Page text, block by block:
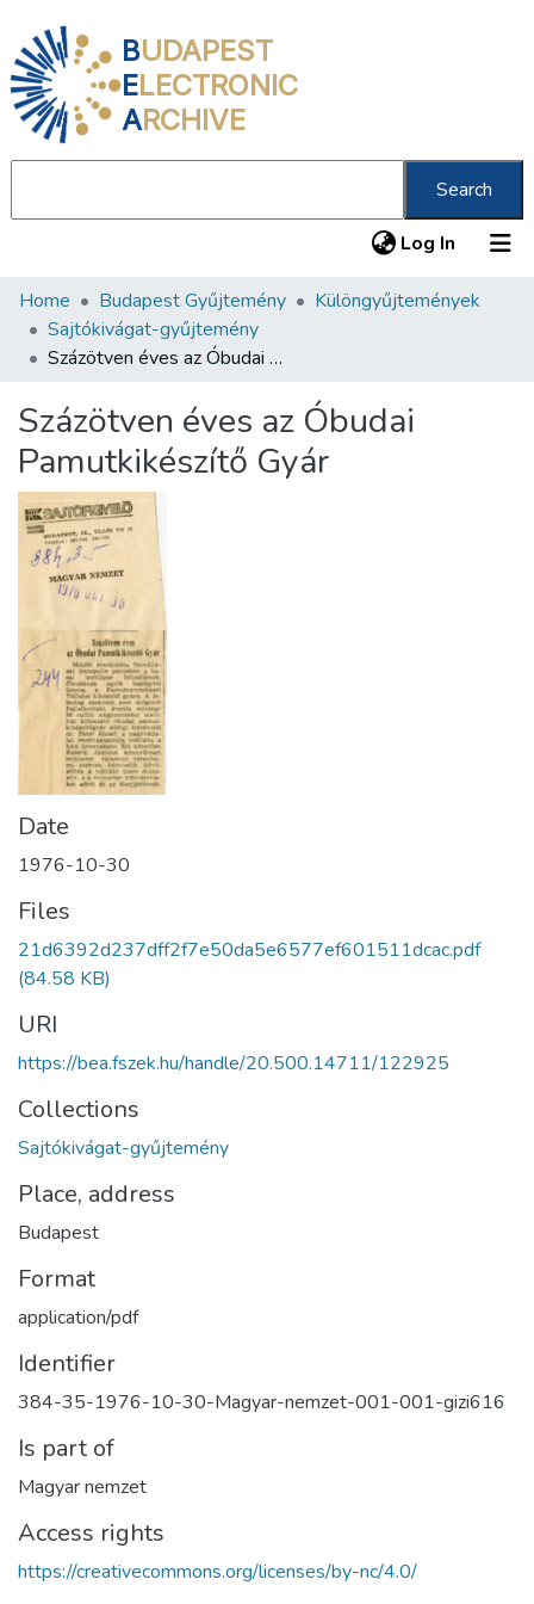
BUDAPEST
ELECTRONIC
ARCHIVE
Search
Log In (current)
Communities & Collections
All of DSpace
About us
Home Budapest Gyűjtemény
Különgyűjtemények
Sajtókivágat-gyűjtemény
Százötven éves az Óbudai Pamutkikészítő Gyár
Százötven éves az Óbudai
Pamutkikészítő Gyár
Date
1976-10-30
Files
21d6392d237dff2f7e50da5e6577ef601511dcac.pdf
(84.58 KB)
URI
https://bea.fszek.hu/handle/20.500.14711/122925
Collections
Sajtókivágat-gyűjtemény
Place, address
Budapest
Format
application/pdf
Identifier
384-35-1976-10-30-Magyar-nemzet-001-001-gizi616
Is part of
Magyar nemzet
Access rights
https://creativecommons.org/licenses/by-nc/4.0/